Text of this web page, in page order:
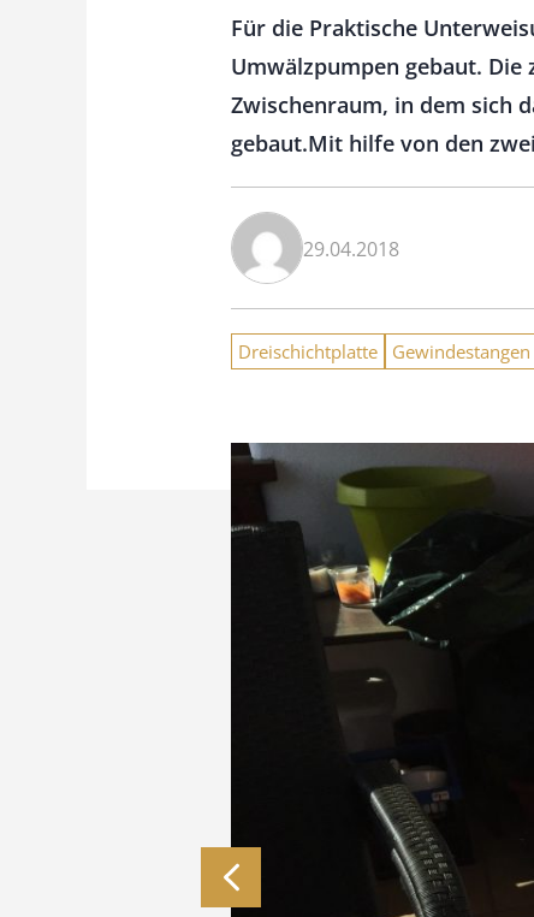
Für die Praktische
Umwälzpumpen gebaut.
Zwischenraum, in dem sich
gebaut.Mit hilfe von den
29.04.2018
Dreischichtplatte Gewindestangen